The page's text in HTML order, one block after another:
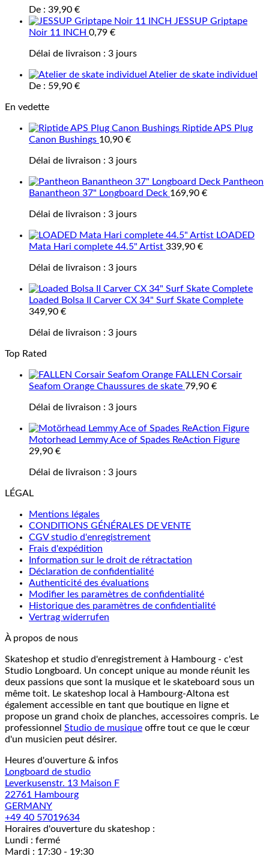
De : 39,90 €
JESSUP Griptape
Noir 11 INCH 0,79 €
Délai de livraison : 3 jours
Atelier de skate individuel
De : 59,90 €
En vedette
Riptide APS Plug
Canon Bushings 10,90 €
Délai de livraison : 3 jours
Pantheon
Banantheon 37" Longboard Deck 169,90 €
Délai de livraison : 3 jours
LOADED
Mata Hari complete 44.5" Artist 339,90 €
Délai de livraison : 3 jours
Loaded Bolsa II Carver CX 34" Surf Skate Complete
349,90 €
Délai de livraison : 3 jours
Top Rated
FALLEN Corsair
Seafom Orange Chaussures de skate 79,90 €
Délai de livraison : 3 jours
Motorhead Lemmy Ace of Spades ReAction Figure
29,90 €
Délai de livraison : 3 jours
LÉGAL
Mentions légales
CONDITIONS GÉNÉRALES DE VENTE
CGV studio d'enregistrement
Frais d'expédition
Information sur le droit de rétractation
Déclaration de confidentialité
Authenticité des évaluations
Modifier les paramètres de confidentialité
Historique des paramètres de confidentialité
Vertrag widerrufen
À propos de nous
Skateshop et studio d'enregistrement à Hambourg - c'est
Studio Longboard. Un concept unique au monde réunit les
deux passions que sont la musique et le skateboard sous un
même toit. Le skateshop local à Hambourg-Altona est
également accessible en tant que boutique en ligne et
propose un grand choix de planches, accessoires compris. Le
professionnel Studio de musique offre tout ce que le cœur
d'un musicien peut désirer.
Heures d'ouverture & infos
Longboard de studio
Leverkusenstr. 13 Maison F
22761 Hambourg
GERMANY
+49 40 57019634
Horaires d'ouverture du skateshop :
Lundi : fermé
Mardi : 17:30 - 19:30